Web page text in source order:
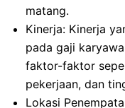
matang.
Kinerja: Kinerja
pada gaji
faktor-faktor
pekerjaan, dan
Lokasi